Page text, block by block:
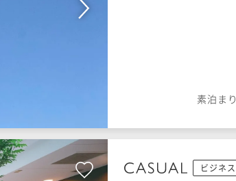
素泊まり
ビジネス